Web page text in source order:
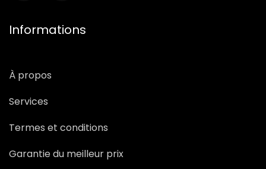
Informations
À propos
Services
Termes et conditions
Garantie du meilleur prix